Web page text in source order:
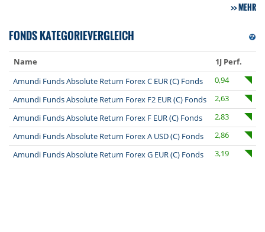
MEHR
FONDS KATEGORIEVERGLEICH
Name
1J Perf.
Amundi Funds Absolute Return Forex C EUR (C) Fonds
0,94
Amundi Funds Absolute Return Forex F2 EUR (C) Fonds
2,63
Amundi Funds Absolute Return Forex F EUR (C) Fonds
2,83
Amundi Funds Absolute Return Forex A USD (C) Fonds
2,86
Amundi Funds Absolute Return Forex G EUR (C) Fonds
3,19